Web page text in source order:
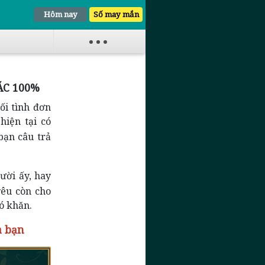
Hôm nay Số may mắn
100%
tình đơn
tại có
câu trả
ấy, hay
còn cho
khăn.
bạn